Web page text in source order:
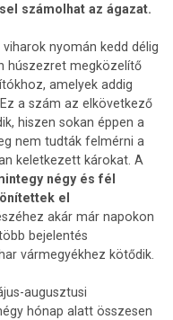
számolhat az ágazat.
nyomán kedd délig
húszezret megközelítő
amelyek addig
a szám az elkövetkező
hiszen sokan éppen a
nem tudták felmérni a
keletkezett károkat. A
négy és fél
el
akár már napokon
bejelentés
vármegyékhez kötődik.
augusztusi
hónap alatt összesen